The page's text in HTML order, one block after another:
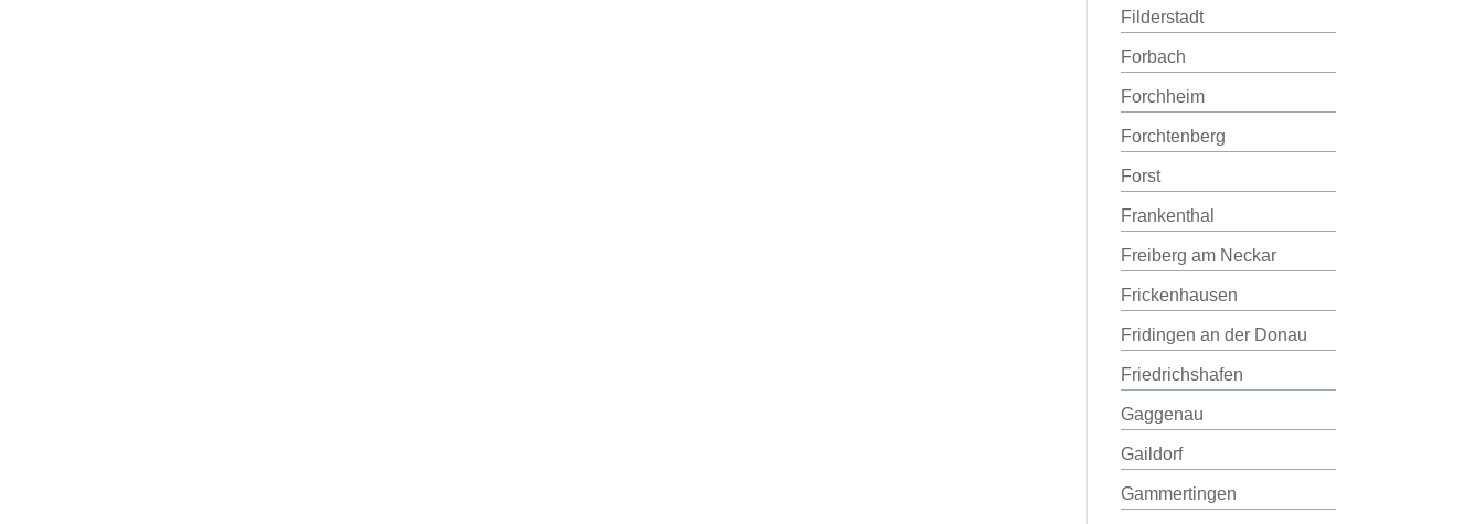
Filderstadt
Forbach
Forchheim
Forchtenberg
Forst
Frankenthal
Freiberg am Neckar
Frickenhausen
Fridingen an der Donau
Friedrichshafen
Gaggenau
Gaildorf
Gammertingen